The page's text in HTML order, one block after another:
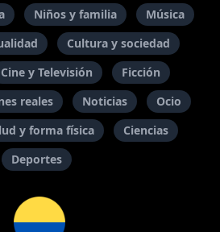
Niños y familia
Música
Cultura y sociedad
Cine y Televisión
Ficción
reales Noticias
Ocio
y forma física
Ciencias
Deportes